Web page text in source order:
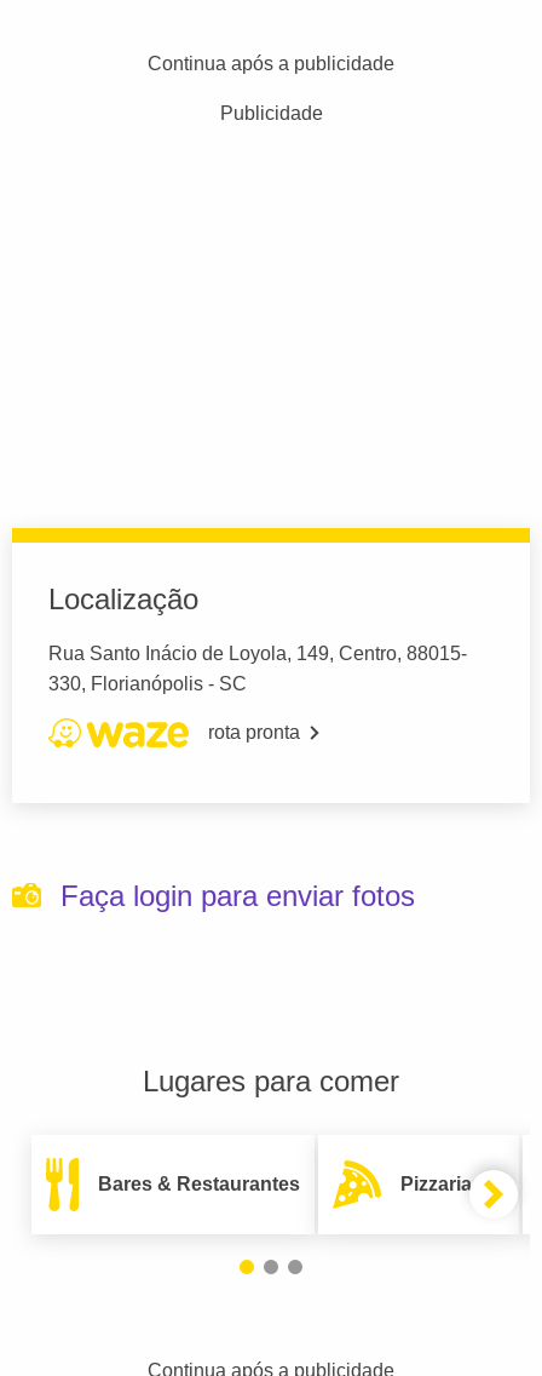
Continua após a publicidade
Publicidade
Localização
Rua Santo Inácio de Loyola, 149, Centro, 88015-
330, Florianópolis - SC
rota pronta
Faça login para enviar fotos
Lugares para comer
Bares & Restaurantes Pizzarias
Continua após a publicidade